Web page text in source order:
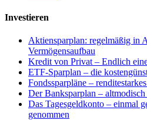
Investieren
Aktiensparplan: regelmäßig in
Vermögensaufbau
Kredit von Privat – Endlich
ETF-Sparplan – die
Fondssparpläne –
Der Banksparplan –
Das Tagesgeldkonto – einmal
genommen